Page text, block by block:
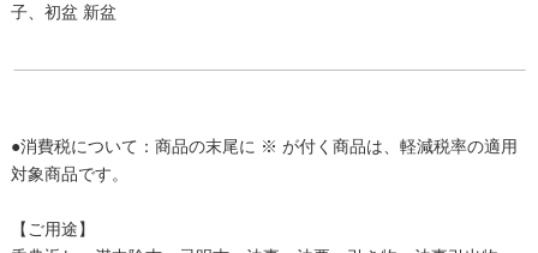
子、初盆 新盆
●消費税について：商品の末尾に ※ が付く商品は、軽減税率の適用
対象商品です。
【ご用途】